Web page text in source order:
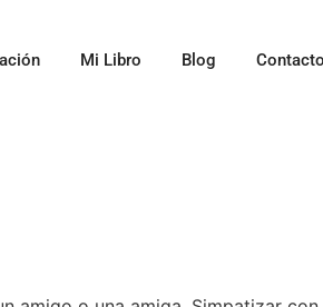
Mi Libro Blog Contacto